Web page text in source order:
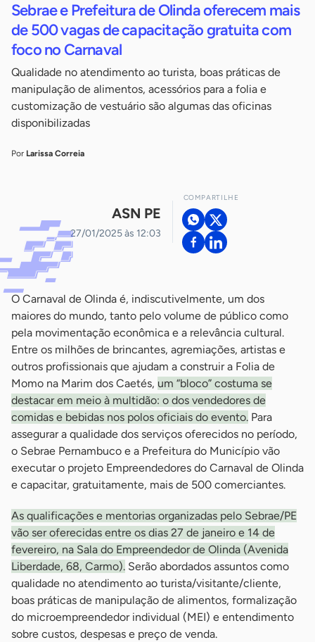
Sebrae e Prefeitura de Olinda oferecem mais
de 500 vagas de capacitação gratuita com
foco no Carnaval
Qualidade no atendimento ao turista, boas práticas de
manipulação de alimentos, acessórios para a folia e
customização de vestuário são algumas das oficinas
disponibilizadas
Por Larissa Correia
ASN PE
27/01/2025 às 12:03
COMPARTILHE
O Carnaval de Olinda é, indiscutivelmente, um dos
maiores do mundo, tanto pelo volume de público como
pela movimentação econômica e a relevância cultural.
Entre os milhões de brincantes, agremiações, artistas e
outros profissionais que ajudam a construir a Folia de
Momo na Marim dos Caetés, um “bloco” costuma se
destacar em meio à multidão: o dos vendedores de
comidas e bebidas nos polos oficiais do evento. Para
assegurar a qualidade dos serviços oferecidos no período,
o Sebrae Pernambuco e a Prefeitura do Município vão
executar o projeto Empreendedores do Carnaval de Olinda
e capacitar, gratuitamente, mais de 500 comerciantes.
As qualificações e mentorias organizadas pelo Sebrae/PE
vão ser oferecidas entre os dias 27 de janeiro e 14 de
fevereiro, na Sala do Empreendedor de Olinda (Avenida
Liberdade, 68, Carmo). Serão abordados assuntos como
qualidade no atendimento ao turista/visitante/cliente,
boas práticas de manipulação de alimentos, formalização
do microempreendedor individual (MEI) e entendimento
sobre custos, despesas e preço de venda.